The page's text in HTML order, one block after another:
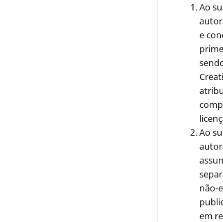
Ao
e
Ao
não-
em